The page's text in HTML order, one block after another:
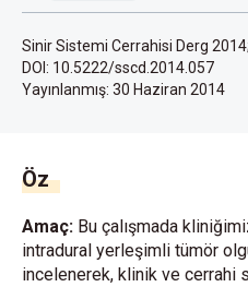
Sinir Sistemi Cerrahisi Derg
DOI: 10.5222/sscd.2014.057
Yayınlanmış: 30 Haziran 2014
Öz
Amaç: Bu çalışmada
intradural yerleşimli tümör
incelenerek, klinik ve cerrahi